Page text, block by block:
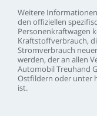
Weitere Informationen
den offiziellen
Personenkraftwagen
Kraftstoffverbrauch,
Stromverbrauch neuer
werden, deran allen
AutomobilTreuhand
Ostfildern oder unter
ist.